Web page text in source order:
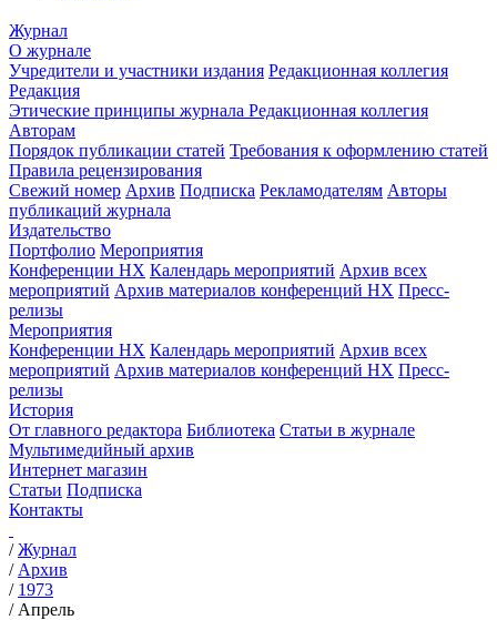
Журнал
О журнале
Учредители и участники издания Редакционная коллегия
Редакция
Этические принципы журнала Редакционная коллегия
Авторам
Порядок публикации статей Требования к оформлению статей
Правила рецензирования
Свежий номер Архив Подписка Рекламодателям Авторы
публикаций журнала
Издательство
Портфолио Мероприятия
Конференции НХ Календарь мероприятий Архив всех
мероприятий Архив материалов конференций НХ Пресс-
релизы
Мероприятия
Конференции НХ Календарь мероприятий Архив всех
мероприятий Архив материалов конференций НХ Пресс-
релизы
История
От главного редактора Библиотека Статьи в журнале
Мультимедийный архив
Интернет магазин
Статьи Подписка
Контакты
/Журнал
/ Архив
/ 1973
/ Апрель